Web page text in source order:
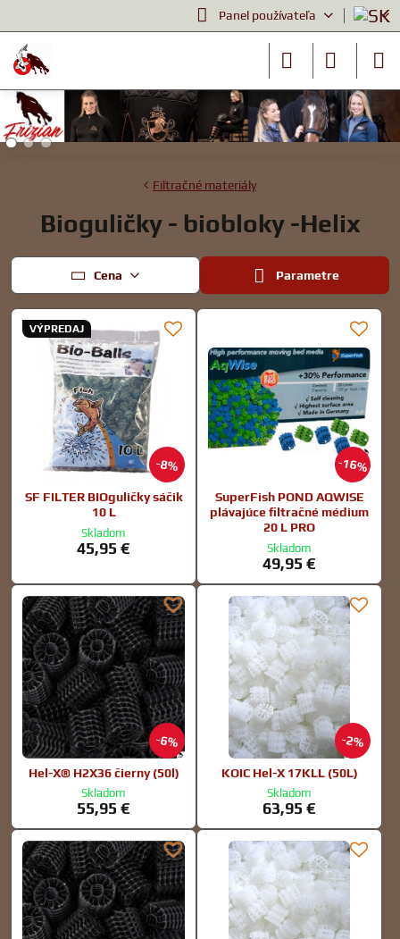
Panel používateľa
Filtračné materiály
Bioguličky - biobloky -Helix
Cena Parametre
8%
VÝPREDAJ
SF FILTER BIOguličky sáčik
10 L
Skladom
45,95 €
16%
SuperFish POND AQWISE
plávajúce filtračné médium
20 L PRO
Skladom
49,95 €
6%
Hel-X® H2X36 čierny (50l)
Skladom
55,95 €
2%
KOIC Hel-X 17KLL (50L)
Skladom
63,95 €